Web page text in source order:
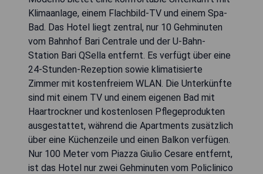
Klimaanlage, einem Flachbild-TV und einem Spa-
Bad. Das Hotel liegt zentral, nur 10 Gehminuten
vom Bahnhof Bari Centrale und der U-Bahn-
Station Bari QSella entfernt. Es verfügt über eine
24-Stunden-Rezeption sowie klimatisierte
Zimmer mit kostenfreiem WLAN. Die Unterkünfte
sind mit einem TV und einem eigenen Bad mit
Haartrockner und kostenlosen Pflegeprodukten
ausgestattet, während die Apartments zusätzlich
über eine Küchenzeile und einen Balkon verfügen.
Nur 100 Meter vom Piazza Giulio Cesare entfernt,
ist das Hotel nur zwei Gehminuten vom Policlinico